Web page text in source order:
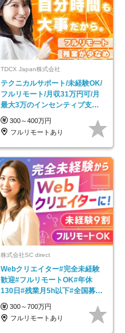
TDCX Japan株式会社
テクニカルサポート/未経験OK/
フルリモート/月収31万円可/月
最大3万のインセンティブ支給/
平均年齢33歳
300～400万円
フルリモートあり
株式会社SC direct
Webクリエイター#完全未経験
歓迎#フルリモートOK#年休
130日#残業月5h以下#全国募集
#最大1年の研修
300～700万円
フルリモートあり